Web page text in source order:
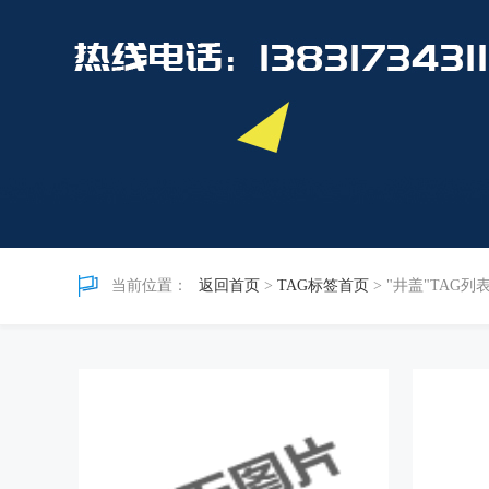
当前位置： 返回首页 > TAG标签首页 > "井盖"TAG列